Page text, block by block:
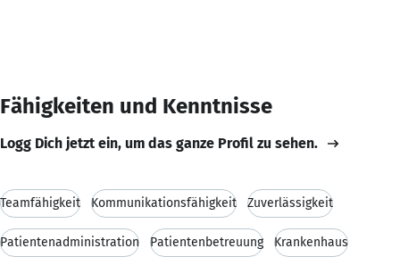
Fähigkeiten und Kenntnisse
Logg Dich jetzt ein, um das ganze Profil zu sehen.
Teamfähigkeit Kommunikationsfähigkeit Zuverlässigkeit
Patientenadministration Patientenbetreuung Krankenhaus